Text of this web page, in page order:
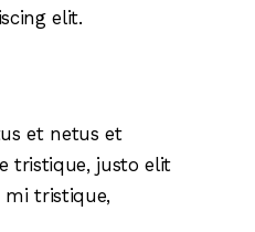
elit.
et netus et
tristique, justo elit
mi tristique,